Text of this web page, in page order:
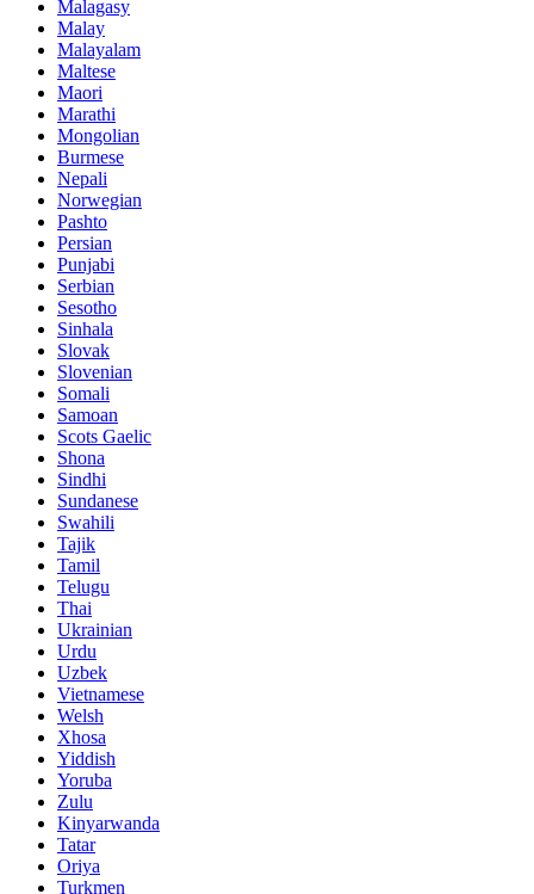
Malagasy
Malay
Malayalam
Maltese
Maori
Marathi
Mongolian
Burmese
Nepali
Norwegian
Pashto
Persian
Punjabi
Serbian
Sesotho
Sinhala
Slovak
Slovenian
Somali
Samoan
Scots Gaelic
Shona
Sindhi
Sundanese
Swahili
Tajik
Tamil
Telugu
Thai
Ukrainian
Urdu
Uzbek
Vietnamese
Welsh
Xhosa
Yiddish
Yoruba
Zulu
Kinyarwanda
Tatar
Oriya
Turkmen